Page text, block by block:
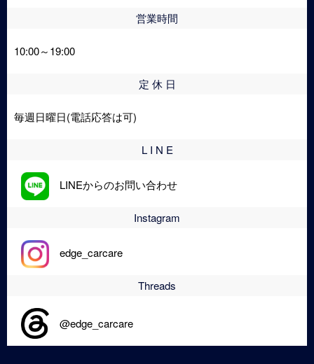
営業時間
10:00～19:00
定 休 日
毎週日曜日(電話応答は可)
L I N E
LINEからのお問い合わせ
Instagram
edge_carcare
Threads
@edge_carcare